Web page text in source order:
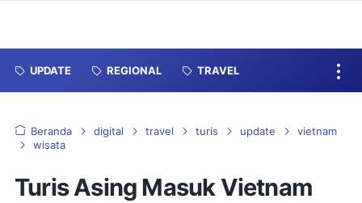
UPDATE REGIONAL TRAVEL
Beranda digital travel turis update
vietnam
wisata
Turis Asing Masuk Vietnam